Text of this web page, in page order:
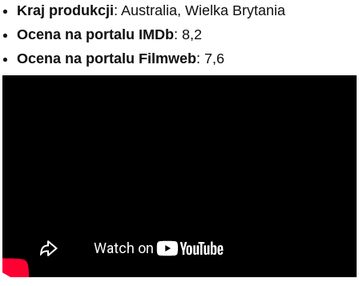
Kraj produkcji: Australia, Wielka Brytania
Ocena na portalu IMDb: 8,2
Ocena na portalu Filmweb: 7,6